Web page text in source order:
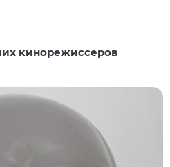
кинорежиссеров